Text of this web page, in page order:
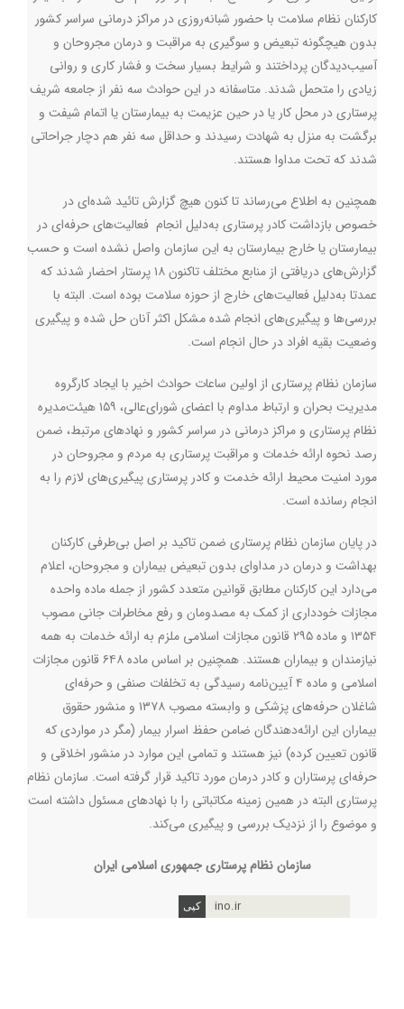
کارکنان نظام سلامت با حضور شبانه‌روزی در مراکز درمانی سراسر کشور
بدون هیچگونه تبعیض و سوگیری به مراقبت و درمان مجروحان و
آسیب‌دیدگان پرداختند و شرایط بسیار سخت و فشار کاری و روانی
زیادی را متحمل شدند. متاسفانه در این حوادث سه نفر از جامعه شریف
پرستاری در محل کار یا در حین عزیمت به بیمارستان یا اتمام شیفت و
برگشت به منزل به شهادت رسیدند و حداقل سه نفر هم دچار جراحاتی
شدند که تحت مداوا هستند.
همچنین به اطلاع می‌رساند تا کنون هیچ گزارش تائید شده‌ای در
خصوص بازداشت کادر پرستاری به‌دلیل انجام فعالیت‌های حرفه‌ای در
بیمارستان یا خارج بیمارستان به این سازمان واصل نشده است و حسب
گزارش‌های دریافتی از منابع مختلف تاکنون ۱۸ پرستار احضار شدند که
عمدتا به‌دلیل فعالیت‌های خارج از حوزه سلامت بوده است. البته با
بررسی‌ها و پیگیری‌های انجام شده مشکل اکثر آنان حل شده و پیگیری
وضعیت بقیه افراد در حال انجام است.
سازمان نظام پرستاری از اولین ساعات حوادث اخیر با ایجاد کارگروه
مدیریت بحران و ارتباط مداوم با اعضای شورای‌عالی، ۱۵۹ هیئت‌مدیره
نظام پرستاری و مراکز درمانی در سراسر کشور و نهادهای مرتبط، ضمن
رصد نحوه ارائه خدمات و مراقبت پرستاری به مردم و مجروحان در
مورد امنیت محیط ارائه خدمت و کادر پرستاری پیگیری‌های لازم را به
انجام رسانده است.
در پایان سازمان نظام پرستاری ضمن تاکید بر اصل بی‌طرفی کارکنان
بهداشت و درمان در مداوای بدون تبعیض بیماران و مجروحان، اعلام
می‌دارد این کارکنان مطابق قوانین متعدد کشور از جمله ماده واحده
مجازات خودداری از کمک به مصدومان و رفع مخاطرات جانی مصوب
۱۳۵۴ و ماده ۲۹۵ قانون مجازات اسلامی ملزم به ارائه خدمات به همه
نیازمندان و بیماران هستند. همچنین بر اساس ماده ۶۴۸ قانون مجازات
اسلامی و ماده ۴ آیین‌نامه رسیدگی به تخلفات صنفی و حرفه‌ای
شاغلان حرفه‌های پزشکی و وابسته مصوب ۱۳۷۸ و منشور حقوق
بیماران این ارائه‌دهندگان ضامن حفظ اسرار بیمار (مگر در مواردی که
قانون تعیین کرده) نیز هستند و تمامی این موارد در منشور اخلاقی و
حرفه‌ای پرستاران و کادر درمان مورد تاکید قرار گرفته است. سازمان نظام
پرستاری البته در همین زمینه مکاتباتی را با نهادهای مسئول داشته است
و موضوع را از نزدیک بررسی و پیگیری می‌کند.
سازمان نظام پرستاری جمهوری اسلامی ایران
ino.ir